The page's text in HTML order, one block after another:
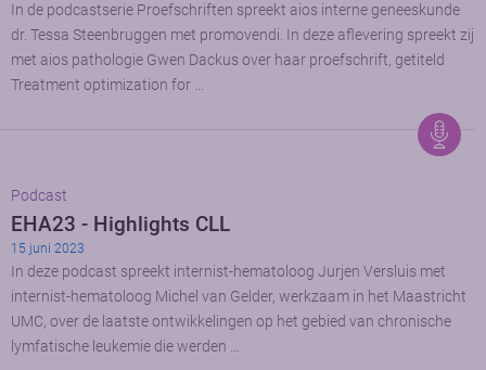
In de podcastserie Proefschriften spreekt aios interne geneeskunde
dr. Tessa Steenbruggen met promovendi. In deze aflevering spreekt zij
met aios pathologie Gwen Dackus over haar proefschrift, getiteld
Treatment optimization for …
Podcast
EHA23 - Highlights CLL
15 juni 2023
In deze podcast spreekt internist-hematoloog Jurjen Versluis met
internist-hematoloog Michel van Gelder, werkzaam in het Maastricht
UMC, over de laatste ontwikkelingen op het gebied van chronische
lymfatische leukemie die werden …